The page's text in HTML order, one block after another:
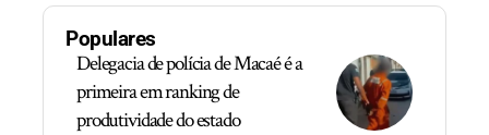
Populares
Delegacia de polícia de Macaé é a
primeira em ranking de
produtividade do estado